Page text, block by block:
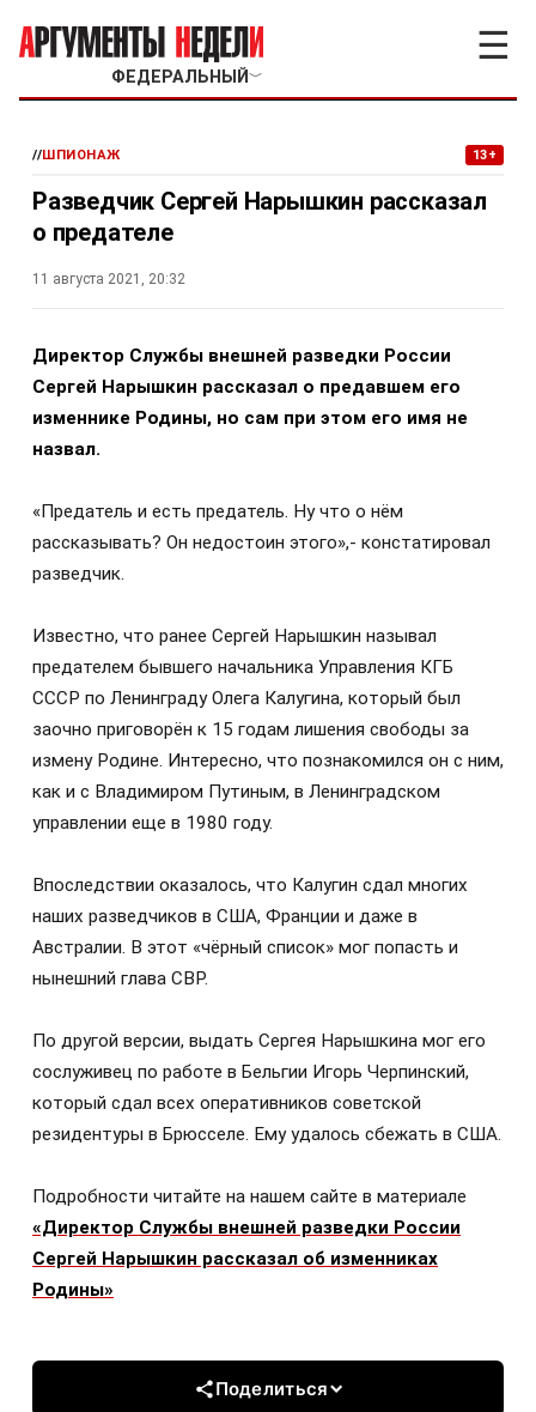
ФЕДЕРАЛЬНЫЙ ﹀
☰
//ШПИОНАЖ 13+
Разведчик Сергей Нарышкин рассказал
о предателе
11 августа 2021, 20:32
Директор Службы внешней разведки России
Сергей Нарышкин рассказал о предавшем его
изменнике Родины, но сам при этом его имя не
назвал.
«Предатель и есть предатель. Ну что о нём
рассказывать? Он недостоин этого»,- констатировал
разведчик.
Известно, что ранее Сергей Нарышкин называл
предателем бывшего начальника Управления КГБ
СССР по Ленинграду Олега Калугина, который был
заочно приговорён к 15 годам лишения свободы за
измену Родине. Интересно, что познакомился он с ним,
как и с Владимиром Путиным, в Ленинградском
управлении еще в 1980 году.
Впоследствии оказалось, что Калугин сдал многих
наших разведчиков в США, Франции и даже в
Австралии. В этот «чёрный список» мог попасть и
нынешний глава СВР.
По другой версии, выдать Сергея Нарышкина мог его
сослуживец по работе в Бельгии Игорь Черпинский,
который сдал всех оперативников советской
резидентуры в Брюсселе. Ему удалось сбежать в США.
Подробности читайте на нашем сайте в материале
«Директор Службы внешней разведки России
Сергей Нарышкин рассказал об изменниках
Родины»
Поделиться